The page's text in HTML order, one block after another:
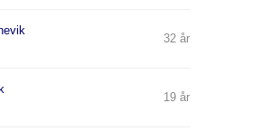
32 år
19 år